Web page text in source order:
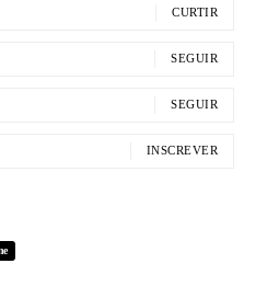
CURTIR
SEGUIR
SEGUIR
INSCREVER